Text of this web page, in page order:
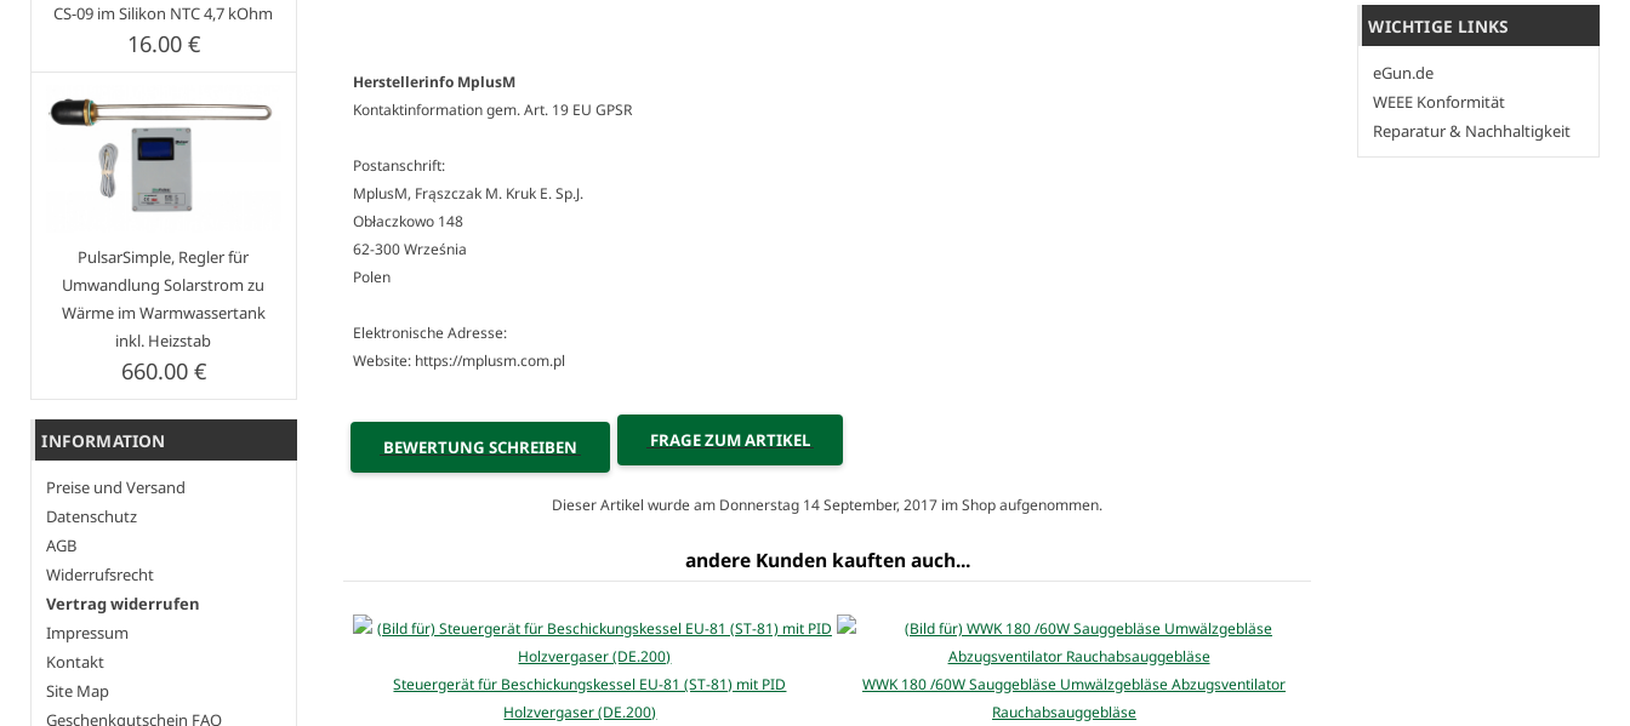
CS-09 im Silikon NTC 4,7 kOhm
16.00 €
PulsarSimple, Regler für
Umwandlung Solarstrom zu
Wärme im Warmwassertank
inkl. Heizstab
660.00 €
INFORMATION
Preise und Versand
Datenschutz
AGB
Widerrufsrecht
Vertrag widerrufen
Impressum
Kontakt
Site Map
Geschenkgutschein FAQ
Herstellerinfo MplusM
Kontaktinformation gem. Art. 19 EU GPSR
Postanschrift:
MplusM, Frąszczak M. Kruk E. Sp.J.
Obłaczkowo 148
62-300 Września
Polen
Elektronische Adresse:
Website: https://mplusm.com.pl
FRAGE ZUM ARTIKEL
BEWERTUNG SCHREIBEN
Dieser Artikel wurde am Donnerstag 14 September, 2017 im Shop aufgenommen.
andere Kunden kauften auch...
Steuergerät für Beschickungskessel EU-81 (ST-81) mit PID
Holzvergaser (DE.200)
WWK 180 /60W Sauggebläse Umwälzgebläse Abzugsventilator
Rauchabsauggebläse
WICHTIGE LINKS
eGun.de
WEEE Konformität
Reparatur & Nachhaltigkeit